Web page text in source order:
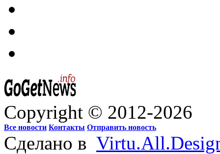
Copyright © 2012-2026
Все новости Контакты Отправить новость
Сделано в